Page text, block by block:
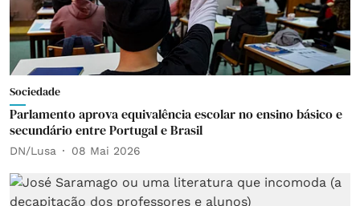
Sociedade
Parlamento aprova equivalência escolar no ensino básico e
secundário entre Portugal e Brasil
DN/Lusa 08 Mai 2026